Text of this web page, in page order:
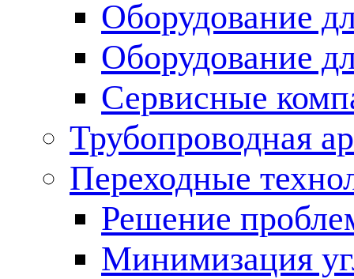
Оборудование
Оборудование
Сервисные
Трубопроводная
Переходные
Решение
Минимизация